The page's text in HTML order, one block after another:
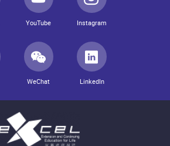
YouTube Instagram
WeChat LinkedIn